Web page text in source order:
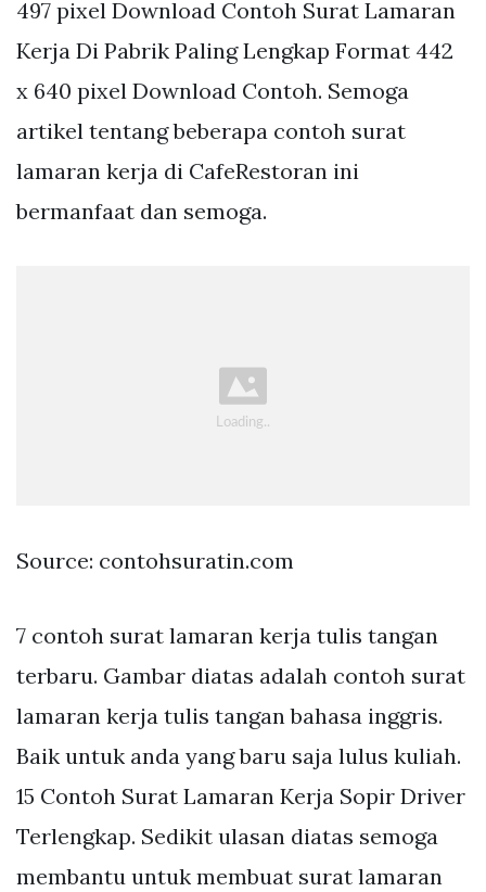
497 pixel Download Contoh Surat Lamaran
Kerja Di Pabrik Paling Lengkap Format 442
x 640 pixel Download Contoh. Semoga
artikel tentang beberapa contoh surat
lamaran kerja di CafeRestoran ini
bermanfaat dan semoga.
Source: contohsuratin.com
7 contoh surat lamaran kerja tulis tangan
terbaru. Gambar diatas adalah contoh surat
lamaran kerja tulis tangan bahasa inggris.
Baik untuk anda yang baru saja lulus kuliah.
15 Contoh Surat Lamaran Kerja Sopir Driver
Terlengkap. Sedikit ulasan diatas semoga
membantu untuk membuat surat lamaran